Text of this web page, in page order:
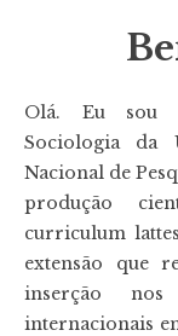
Olá. Eu sou
Sociologia da
Nacional de
produção
curriculum
extensão que
inserção
internacionais